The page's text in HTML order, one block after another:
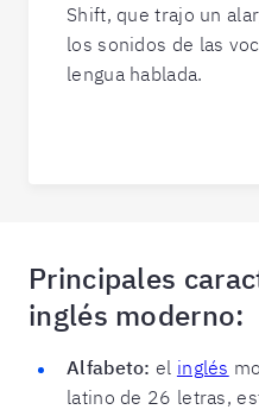
Shift, que trajo un
los sonidos de las
lengua hablada.
Principales
inglés moderno:
Alfabeto: el inglés
latino de 26 letras,